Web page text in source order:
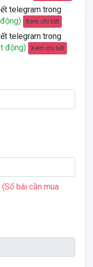
telegram trong
Xem chi tiết
telegram trong
động) Xem chi tiết
bài cần mua